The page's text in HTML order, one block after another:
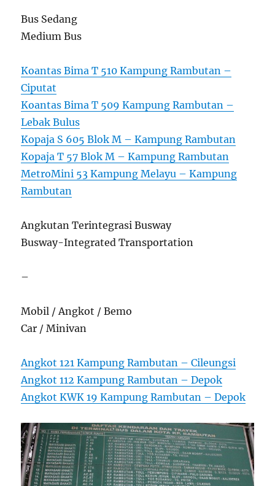
Bus Sedang
Medium Bus
Koantas Bima T 510 Kampung Rambutan –
Ciputat
Koantas Bima T 509 Kampung Rambutan –
Lebak Bulus
Kopaja S 605 Blok M – Kampung Rambutan
Kopaja T 57 Blok M – Kampung Rambutan
MetroMini 53 Kampung Melayu – Kampung
Rambutan
Angkutan Terintegrasi Busway
Busway-Integrated Transportation
–
Mobil / Angkot / Bemo
Car / Minivan
Angkot 121 Kampung Rambutan – Cileungsi
Angkot 112 Kampung Rambutan – Depok
Angkot KWK 19 Kampung Rambutan – Depok